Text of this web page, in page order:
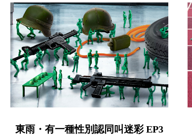
東雨・有一種性別認同叫迷彩 EP3